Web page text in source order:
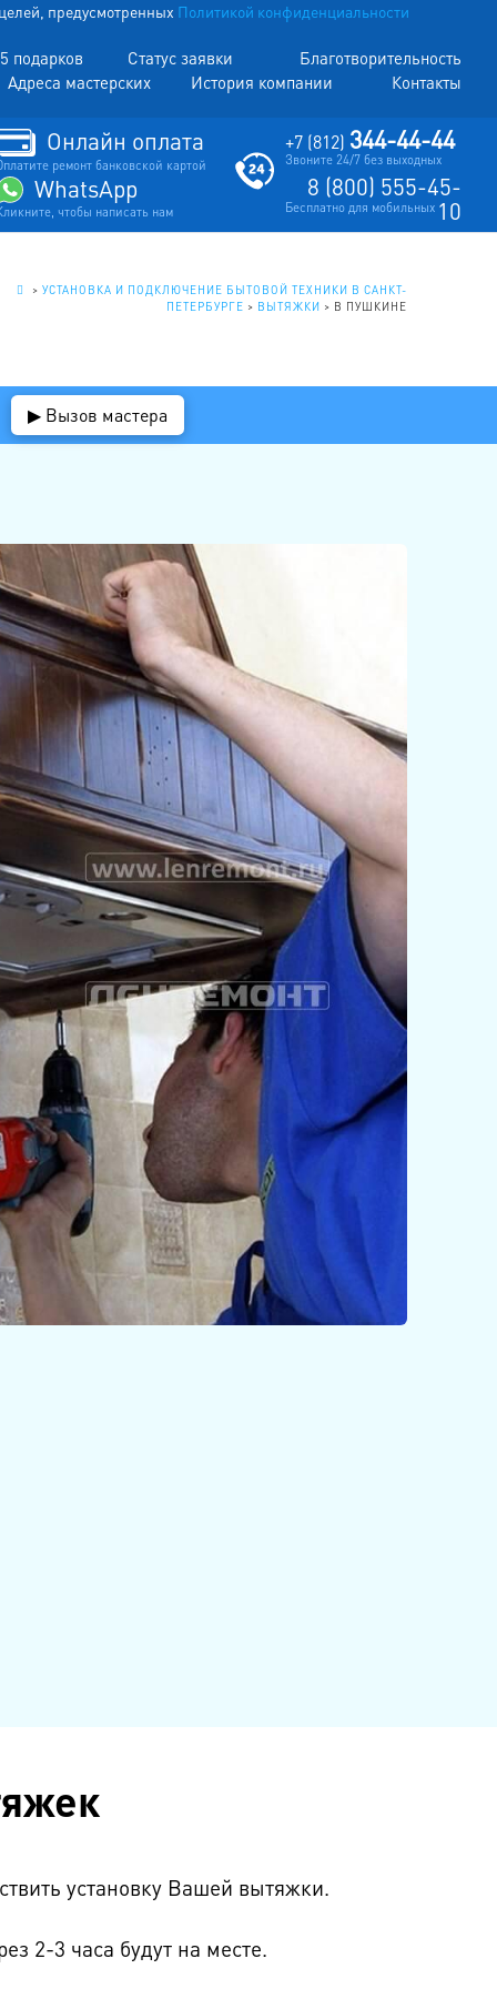
предусмотренных Политикой конфиденциальности
подарков Статус заявки
Благотворительность
Адреса мастерских История компании Контакты
Онлайн оплата
ремонт банковской картой
WhatsApp
чтобы написать нам
+7 (812) 344-44-44
Звоните 24/7 без выходных
8 (800) 555-45-
10
Бесплатно для мобильных
> УСТАНОВКА И ПОДКЛЮЧЕНИЕ БЫТОВОЙ ТЕХНИКИ В САНКТ-
ПЕТЕРБУРГЕ > ВЫТЯЖКИ > В ПУШКИНЕ
▶ Вызов мастера
установку Вашей вытяжки.
2-3 часа будут на месте.